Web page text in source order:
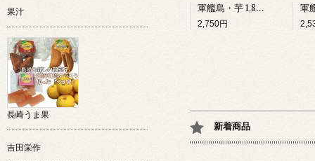
軍艦島・芋 1,800ml 25°本格芋焼酎
2,750円
新着商品
果汁
長崎うま果
吉田栄作